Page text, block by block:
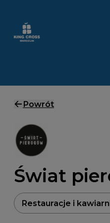
Powrót
Świat
Restauracje i